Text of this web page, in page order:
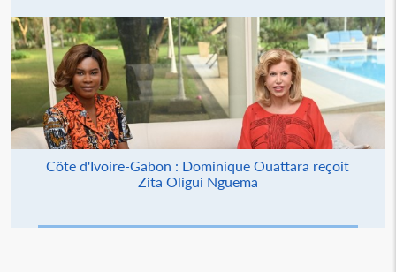
Côte d'Ivoire-Gabon : Dominique Ouattara reçoit
Zita Oligui Nguema